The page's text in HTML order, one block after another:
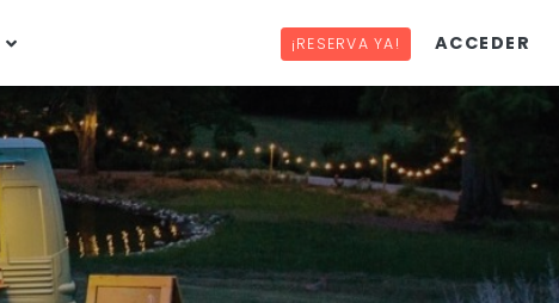
¡RESERVA YA! ACCEDER